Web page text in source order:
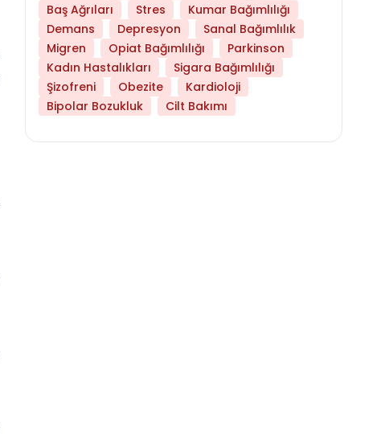
Baş Ağrıları
Stres
Kumar Bağımlılığı
Demans
Depresyon
Sanal Bağımlılık
Migren
Opiat Bağımlılığı
Parkinson
Kadın Hastalıkları
Sigara Bağımlılığı
Şizofreni
Obezite
Kardioloji
Bipolar Bozukluk
Cilt Bakımı